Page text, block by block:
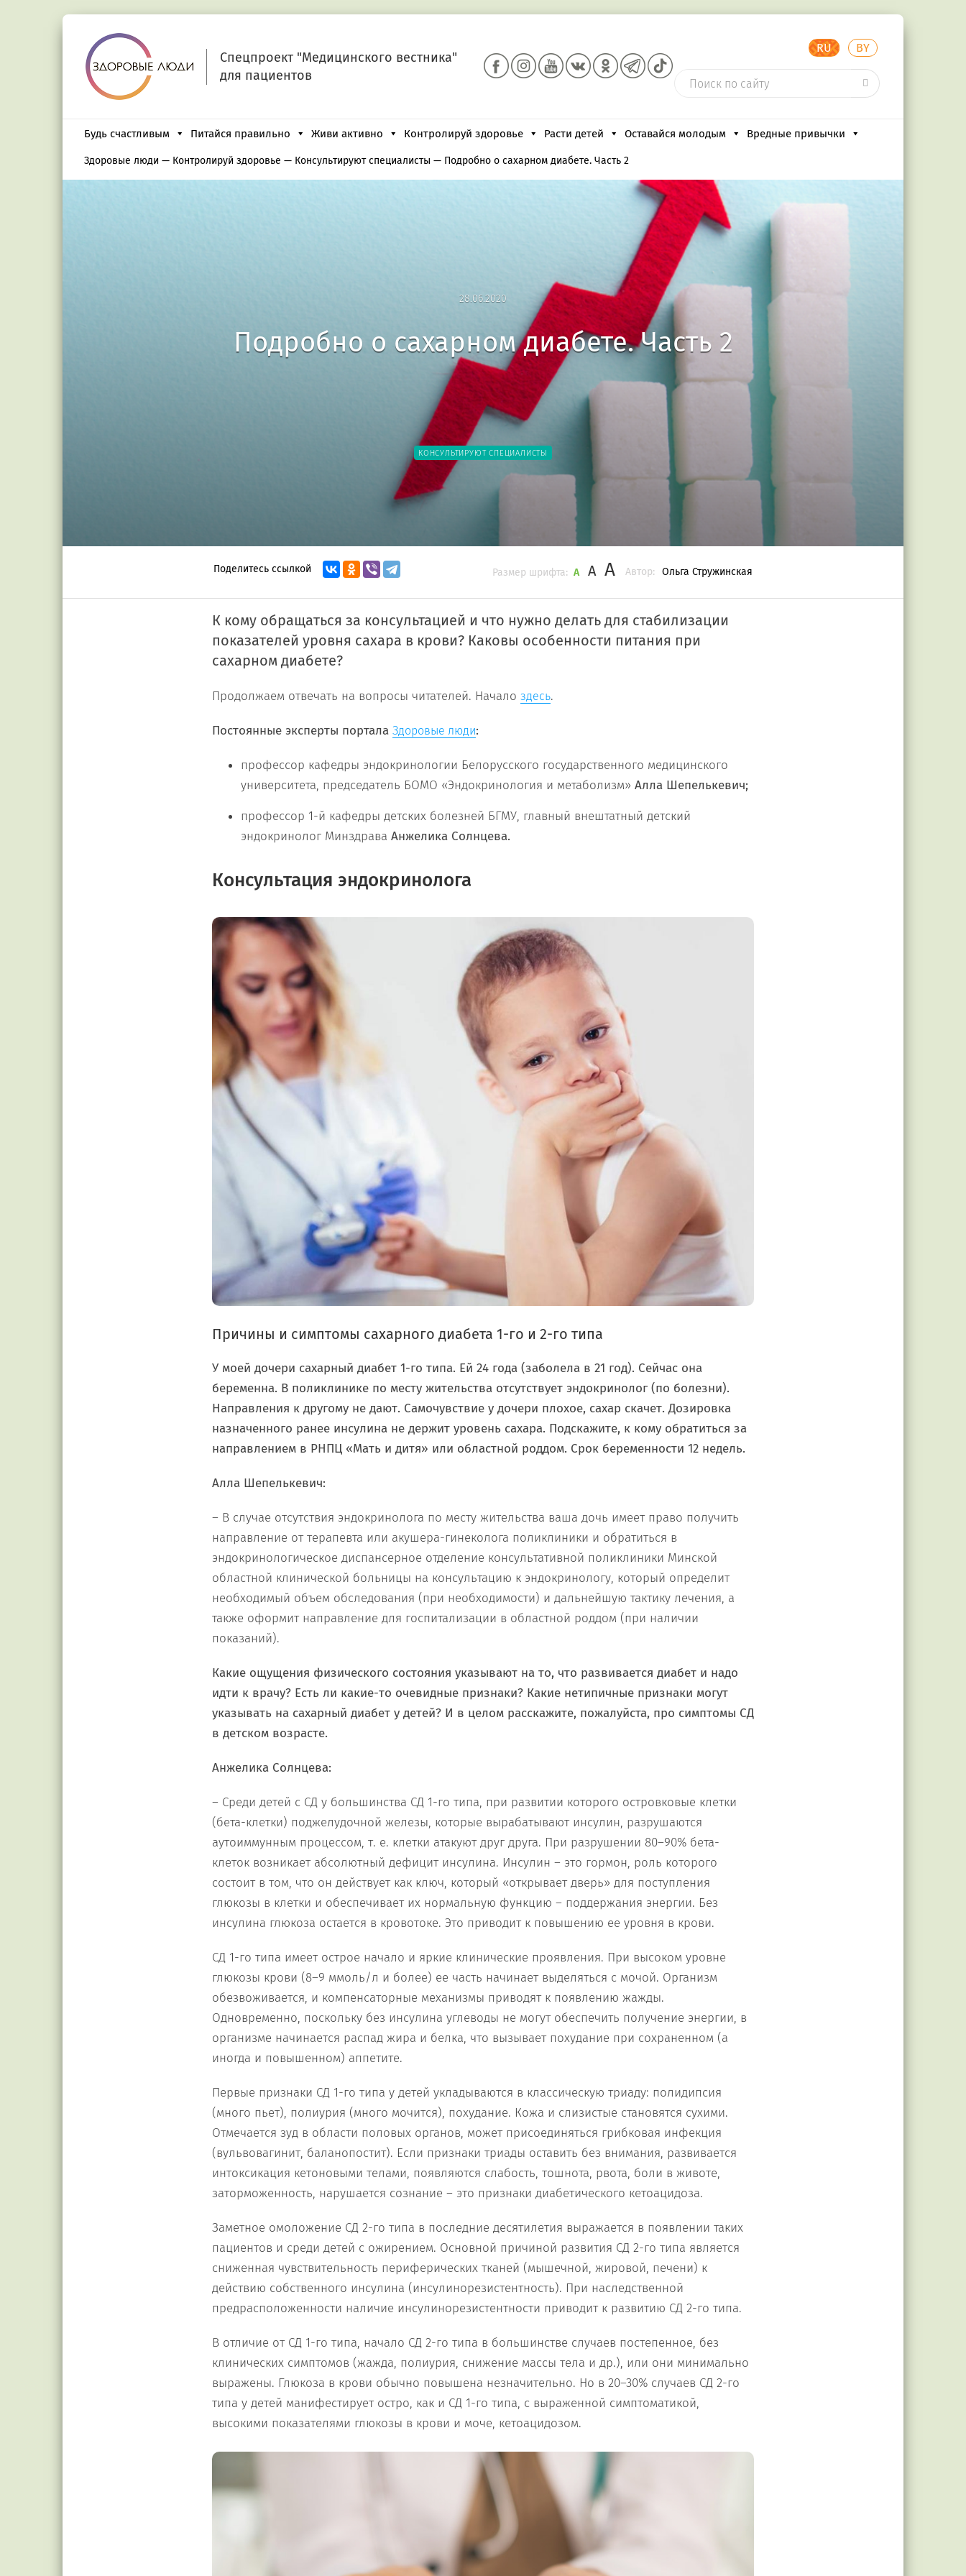
Спецпроект "Медицинского вестника"
для пациентов
RU BY
Будь счастливым Питайся правильно Живи активно Контролируй здоровье Расти детей Оставайся молодым Вредные привычки
Здоровые люди — Контролируй здоровье — Консультируют специалисты — Подробно о сахарном диабете. Часть 2
28.06.2020
Подробно о сахарном диабете. Часть 2
КОНСУЛЬТИРУЮТ СПЕЦИАЛИСТЫ
Поделитесь ссылкой Автор: Ольга Стружинская
Размер шрифта: A A A
К кому обращаться за консультацией и что нужно делать для стабилизации
показателей уровня сахара в крови? Каковы особенности питания при
сахарном диабете?
Продолжаем отвечать на вопросы читателей. Начало здесь.
Постоянные эксперты портала Здоровые люди:
профессор кафедры эндокринологии Белорусского государственного медицинского
университета, председатель БОМО «Эндокринология и метаболизм» Алла Шепелькевич;
профессор 1-й кафедры детских болезней БГМУ, главный внештатный детский
эндокринолог Минздрава Анжелика Солнцева.
Консультация эндокринолога
Причины и симптомы сахарного диабета 1-го и 2-го типа
У моей дочери сахарный диабет 1-го типа. Ей 24 года (заболела в 21 год). Сейчас она
беременна. В поликлинике по месту жительства отсутствует эндокринолог (по болезни).
Направления к другому не дают. Самочувствие у дочери плохое, сахар скачет. Дозировка
назначенного ранее инсулина не держит уровень сахара. Подскажите, к кому обратиться за
направлением в РНПЦ «Мать и дитя» или областной роддом. Срок беременности 12 недель.
Алла Шепелькевич:
– В случае отсутствия эндокринолога по месту жительства ваша дочь имеет право получить
направление от терапевта или акушера-гинеколога поликлиники и обратиться в
эндокринологическое диспансерное отделение консультативной поликлиники Минской
областной клинической больницы на консультацию к эндокринологу, который определит
необходимый объем обследования (при необходимости) и дальнейшую тактику лечения, а
также оформит направление для госпитализации в областной роддом (при наличии
показаний).
Какие ощущения физического состояния указывают на то, что развивается диабет и надо
идти к врачу? Есть ли какие-то очевидные признаки? Какие нетипичные признаки могут
указывать на сахарный диабет у детей? И в целом расскажите, пожалуйста, про симптомы СД
в детском возрасте.
Анжелика Солнцева:
– Среди детей с СД у большинства СД 1-го типа, при развитии которого островковые клетки
(бета-клетки) поджелудочной железы, которые вырабатывают инсулин, разрушаются
аутоиммунным процессом, т. е. клетки атакуют друг друга. При разрушении 80–90% бета-
клеток возникает абсолютный дефицит инсулина. Инсулин – это гормон, роль которого
состоит в том, что он действует как ключ, который «открывает дверь» для поступления
глюкозы в клетки и обеспечивает их нормальную функцию – поддержания энергии. Без
инсулина глюкоза остается в кровотоке. Это приводит к повышению ее уровня в крови.
СД 1-го типа имеет острое начало и яркие клинические проявления. При высоком уровне
глюкозы крови (8–9 ммоль/л и более) ее часть начинает выделяться с мочой. Организм
обезвоживается, и компенсаторные механизмы приводят к появлению жажды.
Одновременно, поскольку без инсулина углеводы не могут обеспечить получение энергии, в
организме начинается распад жира и белка, что вызывает похудание при сохраненном (а
иногда и повышенном) аппетите.
Первые признаки СД 1-го типа у детей укладываются в классическую триаду: полидипсия
(много пьет), полиурия (много мочится), похудание. Кожа и слизистые становятся сухими.
Отмечается зуд в области половых органов, может присоединяться грибковая инфекция
(вульвовагинит, баланопостит). Если признаки триады оставить без внимания, развивается
интоксикация кетоновыми телами, появляются слабость, тошнота, рвота, боли в животе,
заторможенность, нарушается сознание – это признаки диабетического кетоацидоза.
Заметное омоложение СД 2-го типа в последние десятилетия выражается в появлении таких
пациентов и среди детей с ожирением. Основной причиной развития СД 2-го типа является
сниженная чувствительность периферических тканей (мышечной, жировой, печени) к
действию собственного инсулина (инсулинорезистентность). При наследственной
предрасположенности наличие инсулинорезистентности приводит к развитию СД 2-го типа.
В отличие от СД 1-го типа, начало СД 2-го типа в большинстве случаев постепенное, без
клинических симптомов (жажда, полиурия, снижение массы тела и др.), или они минимально
выражены. Глюкоза в крови обычно повышена незначительно. Но в 20–30% случаев СД 2-го
типа у детей манифестирует остро, как и СД 1-го типа, с выраженной симптоматикой,
высокими показателями глюкозы в крови и моче, кетоацидозом.